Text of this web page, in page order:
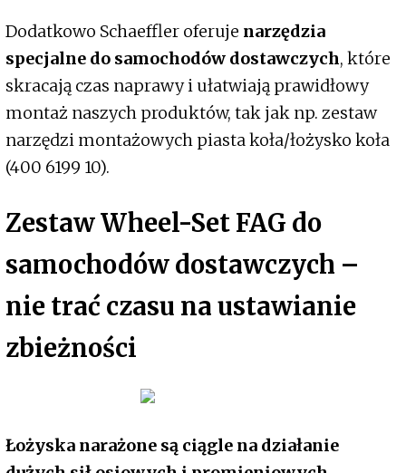
Dodatkowo Schaeffler oferuje narzędzia
specjalne do samochodów dostawczych, które
skracają czas naprawy i ułatwiają prawidłowy
montaż naszych produktów, tak jak np. zestaw
narzędzi montażowych piasta koła/łożysko koła
(400 6199 10).
Zestaw Wheel-Set FAG do
samochodów dostawczych –
nie trać czasu na ustawianie
zbieżności
Łożyska narażone są ciągle na działanie